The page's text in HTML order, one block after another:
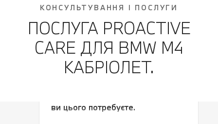
КОНСУЛЬТУВАННЯ І ПОСЛУГИ
ПОСЛУГА PROACTIVE
CARE ДЛЯ BMW M4
КАБРІОЛЕТ.
ви цього потребуєте.